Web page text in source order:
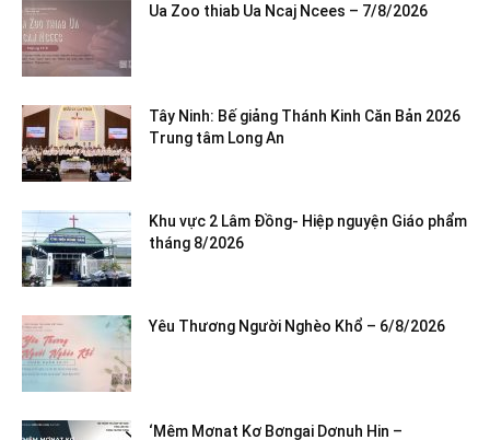
Ua Zoo thiab Ua Ncaj Ncees – 7/8/2026
Tây Ninh: Bế giảng Thánh Kinh Căn Bản 2026
Trung tâm Long An
Khu vực 2 Lâm Đồng- Hiệp nguyện Giáo phẩm
tháng 8/2026
Yêu Thương Người Nghèo Khổ – 6/8/2026
‘Mêm Mơnat Kơ Bơngai Dơnuh Hin –